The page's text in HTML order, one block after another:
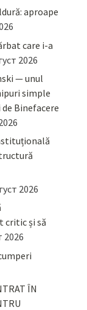
aproape
care i-a
2026
— unul
simple
Binefacere
2026
critic și să
2026
ÎN